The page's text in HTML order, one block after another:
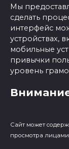
Мы
сделать
интерфейс
устройствах,
мобильные
привычки
уровень
Сайт может
просмотра